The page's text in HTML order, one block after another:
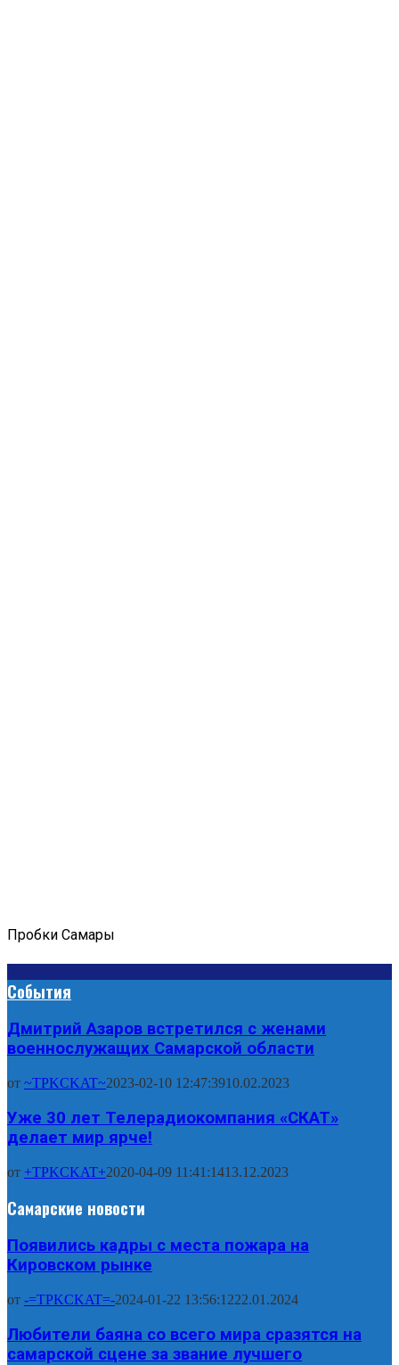
Пробки Самары
События
Дмитрий Азаров встретился с женами
военнослужащих Самарской области
от ~TPKCKAT~2023-02-10 12:47:3910.02.2023
Уже 30 лет Телерадиокомпания «СКАТ»
делает мир ярче!
от +TPKCKAT+2020-04-09 11:41:1413.12.2023
Самарские новости
Появились кадры с места пожара на
Кировском рынке
от -=TPKCKAT=-2024-01-22 13:56:1222.01.2024
Любители баяна со всего мира сразятся на
самарской сцене за звание лучшего